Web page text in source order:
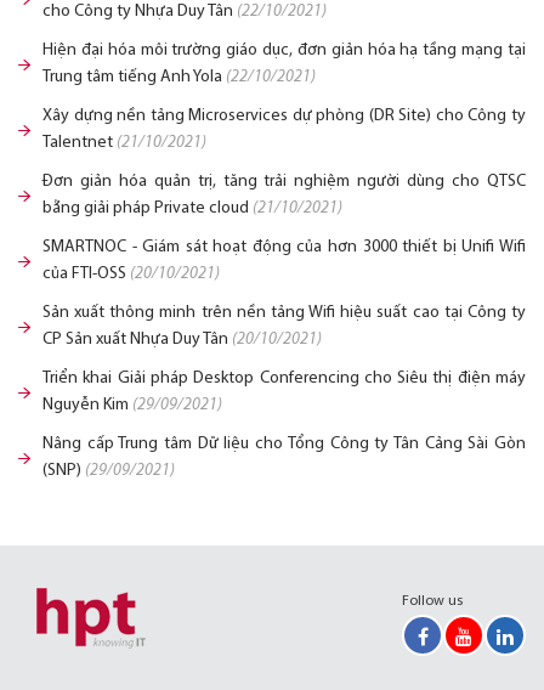
cho Công ty Nhựa Duy Tân (22/10/2021)
Hiện đại hóa môi trường giáo dục, đơn giản hóa hạ tầng mạng tại
Trung tâm tiếng Anh Yola (22/10/2021)
Xây dựng nền tảng Microservices dự phòng (DR Site) cho Công ty
Talentnet (21/10/2021)
Đơn giản hóa quản trị, tăng trải nghiệm người dùng cho QTSC
bằng giải pháp Private cloud (21/10/2021)
SMARTNOC - Giám sát hoạt động của hơn 3000 thiết bị Unifi Wifi
của FTI-OSS (20/10/2021)
Sản xuất thông minh trên nền tảng Wifi hiệu suất cao tại Công ty
CP Sản xuất Nhựa Duy Tân (20/10/2021)
Triển khai Giải pháp Desktop Conferencing cho Siêu thị điện máy
Nguyễn Kim (29/09/2021)
Nâng cấp Trung tâm Dữ liệu cho Tổng Công ty Tân Cảng Sài Gòn
(SNP) (29/09/2021)
Follow us